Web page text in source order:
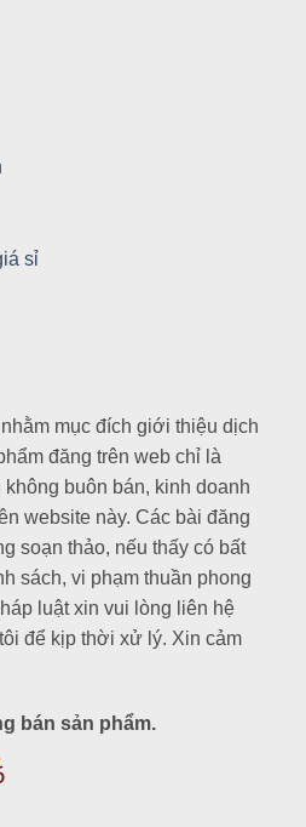
sỉ
mục đích giới thiệu dịch
đăng trên web chỉ là
buôn bán, kinh doanh
website này. Các bài đăng
soạn thảo, nếu thấy có bất
sách, vi phạm thuần phong
luật xin vui lòng liên hệ
để kịp thời xử lý. Xin cảm
bán sản phẩm.